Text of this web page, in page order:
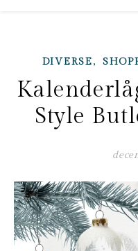
DIVERSE,
Style